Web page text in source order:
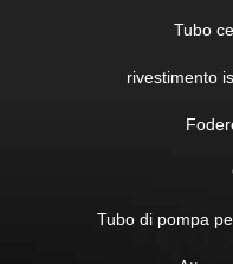
Tubo
rivestimento
Tubo di pompa